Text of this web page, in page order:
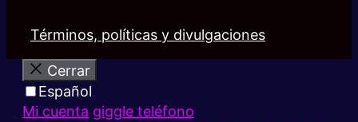
Términos, políticas y divulgaciones
Cerrar
Español
Mi cuenta giggle teléfono